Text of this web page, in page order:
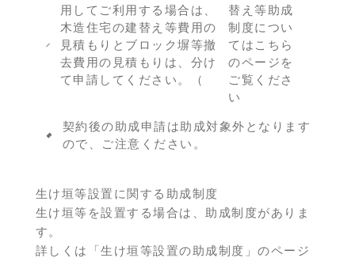
用してご利用する場合は、
木造住宅の建替え等費用の
見積もりとブロック塀等撤
去費用の見積もりは、分け
て申請してください。（
替え等助成
制度につい
てはこちら
のページを
ご覧くださ
い
契約後の助成申請は助成対象外となります
ので、ご注意ください。
生け垣等設置に関する助成制度
生け垣等を設置する場合は、助成制度がありま
す。
詳しくは「生け垣等設置の助成制度」のページ